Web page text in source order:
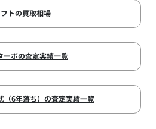
トの買取相場
ーボの査定実績一覧
（6年落ち）の査定実績一覧